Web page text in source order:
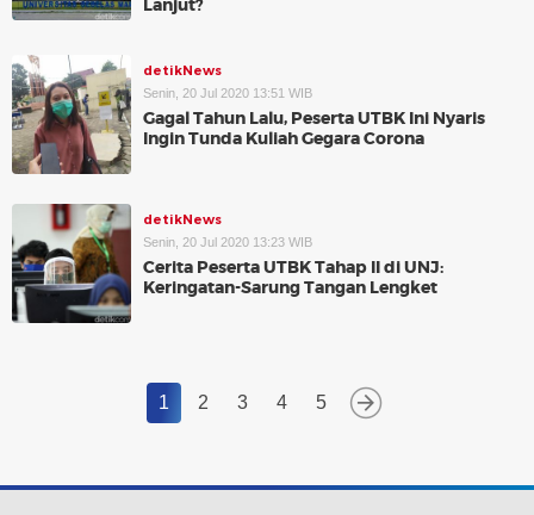
detikNews
Senin, 20 Jul 2020 13:51 WIB
Gagal Tahun Lalu, Peserta UTBK Ini Nyaris
Ingin Tunda Kuliah Gegara Corona
detikNews
Senin, 20 Jul 2020 13:23 WIB
Cerita Peserta UTBK Tahap II di UNJ:
Keringatan-Sarung Tangan Lengket
1 2 3 4 5